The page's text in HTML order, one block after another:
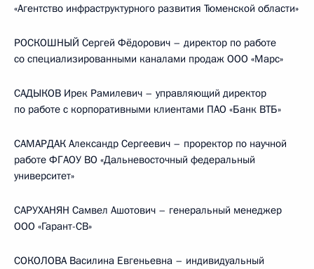
«Агентство инфраструктурного развития Тюменской области»
РОСКОШНЫЙ Сергей Фёдорович – директор по работе
со специализированными каналами продаж ООО «Марс»
САДЫКОВ Ирек Рамилевич – управляющий директор
по работе с корпоративными клиентами ПАО «Банк ВТБ»
САМАРДАК Александр Сергеевич – проректор по научной
работе ФГАОУ ВО «Дальневосточный федеральный
университет»
САРУХАНЯН Самвел Ашотович – генеральный менеджер
ООО «Гарант-СВ»
СОКОЛОВА Василина Евгеньевна – индивидуальный